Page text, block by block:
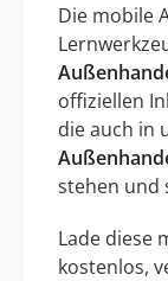
Die mobile
offiziellen
die auch in
stehen und
Lade diese
kostenlos,